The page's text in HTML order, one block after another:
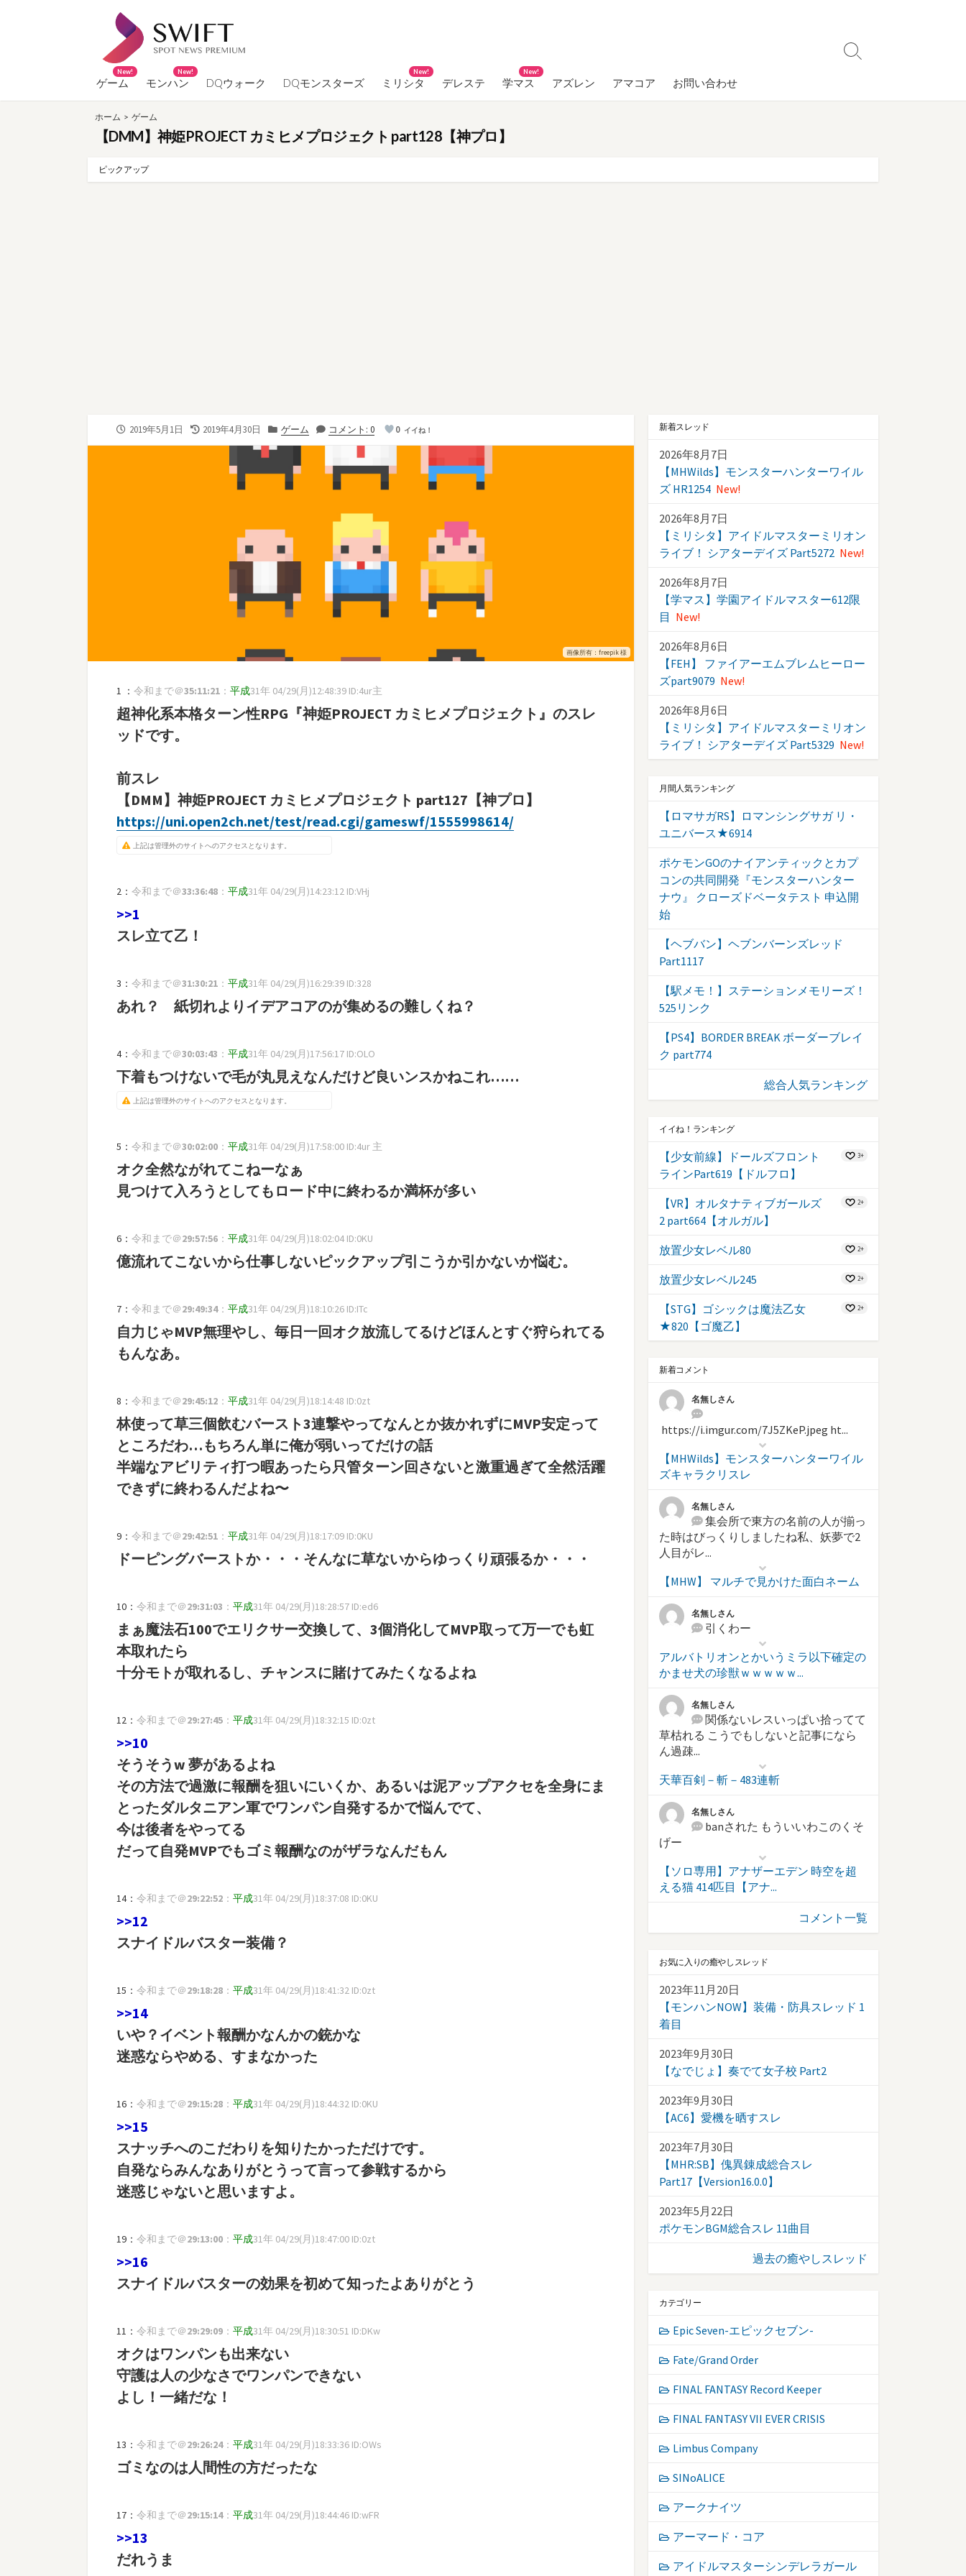
へ
ゲーム
New!
モンハン
New!
DQウォーク DQモンスターズ ミリシタ
New!
デレステ 学マス
New!
アズレン アマコア お問い合わせ
検
り
ホーム > ゲーム
【DMM】神姫PROJECT カミヒメプロジェクト part128【神プロ】
ピックアップ
公
2019年5月1日
最
2019年4月30日
カ
リ
ゲーム コメント: 0 0 イイね！
画像所有：freepik 様
1 ： 令和まで＠35:11:21 ： 平成31年 04/29(月)12:48:39 ID:4ur主
超神化系本格ターン性RPG『神姫PROJECT カミヒメプロジェクト』のスレ
ッドです。
前スレ
【DMM】神姫PROJECT カミヒメプロジェクト part127【神プロ】
https://uni.open2ch.net/test/read.cgi/gameswf/1555998614/
上記は管理外のサイトへのアクセスとなります。
2： 令和まで＠33:36:48 ： 平成31年 04/29(月)14:23:12 ID:VHj
>>1
スレ立て乙！
3： 令和まで＠31:30:21 ： 平成31年 04/29(月)16:29:39 ID:328
あれ？ 紙切れよりイデアコアのが集めるの難しくね？
4： 令和まで＠30:03:43 ： 平成31年 04/29(月)17:56:17 ID:OLO
下着もつけないで毛が丸見えなんだけど良いンスかねこれ……
上記は管理外のサイトへのアクセスとなります。
5： 令和まで＠30:02:00 ： 平成31年 04/29(月)17:58:00 ID:4ur 主
オク全然ながれてこねーなぁ
見つけて入ろうとしてもロード中に終わるか満杯が多い
6： 令和まで＠29:57:56 ： 平成31年 04/29(月)18:02:04 ID:0KU
億流れてこないから仕事しないピックアップ引こうか引かないか悩む。
7： 令和まで＠29:49:34： 平成31年 04/29(月)18:10:26 ID:ITc
自力じゃMVP無理やし、毎日一回オク放流してるけどほんとすぐ狩られてる
もんなあ。
8： 令和まで＠29:45:12 ： 平成31年 04/29(月)18:14:48 ID:0zt
林使って草三個飲むバースト3連撃やってなんとか抜かれずにMVP安定って
ところだわ…もちろん単に俺が弱いってだけの話
半端なアビリティ打つ暇あったら只管ターン回さないと激重過ぎて全然活躍
できずに終わるんだよね〜
9： 令和まで＠29:42:51 ： 平成31年 04/29(月)18:17:09 ID:0KU
ドーピングバーストか・・・そんなに草ないからゆっくり頑張るか・・・
10： 令和まで＠29:31:03 ： 平成31年 04/29(月)18:28:57 ID:ed6
まぁ魔法石100でエリクサー交換して、3個消化してMVP取って万一でも虹
本取れたら
十分モトが取れるし、チャンスに賭けてみたくなるよね
12： 令和まで＠29:27:45 ： 平成31年 04/29(月)18:32:15 ID:0zt
>>10
そうそうw 夢があるよね
その方法で過激に報酬を狙いにいくか、あるいは泥アップアクセを全身にま
とったダルタニアン軍でワンパン自発するかで悩んでて、
今は後者をやってる
だって自発MVPでもゴミ報酬なのがザラなんだもん
14： 令和まで＠29:22:52 ： 平成31年 04/29(月)18:37:08 ID:0KU
>>12
スナイドルバスター装備？
15： 令和まで＠29:18:28 ： 平成31年 04/29(月)18:41:32 ID:0zt
>>14
いや？イベント報酬かなんかの銃かな
迷惑ならやめる、すまなかった
16： 令和まで＠29:15:28 ： 平成31年 04/29(月)18:44:32 ID:0KU
>>15
スナッチへのこだわりを知りたかっただけです。
自発ならみんなありがとうって言って参戦するから
迷惑じゃないと思いますよ。
19： 令和まで＠29:13:00 ： 平成31年 04/29(月)18:47:00 ID:0zt
>>16
スナイドルバスターの効果を初めて知ったよありがとう
11： 令和まで＠29:29:09 ： 平成31年 04/29(月)18:30:51 ID:DKw
オクはワンパンも出来ない
守護は人の少なさでワンパンできない
よし！一緒だな！
13： 令和まで＠29:26:24： 平成31年 04/29(月)18:33:36 ID:OWs
ゴミなのは人間性の方だったな
17： 令和まで＠29:15:14： 平成31年 04/29(月)18:44:46 ID:wFR
>>13
だれうま
新着スレッド
2026年8月7日
【MHWilds】モンスターハンターワイル
ズ HR1254 New!
2026年8月7日
【ミリシタ】アイドルマスターミリオン
ライブ！ シアターデイズ Part5272 New!
2026年8月7日
【学マス】学園アイドルマスター612限
目 New!
2026年8月6日
【FEH】 ファイアーエムブレムヒーロー
ズpart9079 New!
2026年8月6日
【ミリシタ】アイドルマスターミリオン
ライブ！ シアターデイズ Part5329 New!
月間人気ランキング
【ロマサガRS】ロマンシングサガ リ・
ユニバース★6914
ポケモンGOのナイアンティックとカプ
コンの共同開発『モンスターハンター
ナウ』 クローズドベータテスト 申込開
始
【ヘブバン】ヘブンバーンズレッド
Part1117
【駅メモ！】ステーションメモリーズ！
525リンク
【PS4】BORDER BREAK ボーダーブレイ
ク part774
総合人気ランキング
イイね！ランキング
【少女前線】ドールズフロント
ラインPart619【ドルフロ】
3+
【VR】オルタナティブガールズ
2 part664【オルガル】
2+
放置少女レベル80 2+
放置少女レベル245 2+
【STG】ゴシックは魔法乙女
★820【ゴ魔乙】
2+
新着コメント
名無しさん
https://i.imgur.com/7J5ZKeP.jpeg ht...
【MHWilds】モンスターハンターワイル
ズキャラクリスレ
名無しさん
集会所で東方の名前の人が揃っ
た時はびっくりしましたね私、妖夢で2
人目がレ...
【MHW】 マルチで見かけた面白ネーム
名無しさん
引くわー
アルバトリオンとかいうミラ以下確定の
かませ犬の珍獣ｗｗｗｗｗ...
名無しさん
関係ないレスいっぱい拾ってて
草枯れる こうでもしないと記事になら
ん過疎...
天華百剣－斬－483連斬
名無しさん
banされた もういいわこのくそ
げー
【ソロ専用】アナザーエデン 時空を超
える猫 414匹目【アナ...
コメント一覧
お気に入りの癒やしスレッド
2023年11月20日
【モンハンNOW】装備・防具スレッド 1
着目
2023年9月30日
【なでじょ】奏でて女子校 Part2
2023年9月30日
【AC6】愛機を晒すスレ
2023年7月30日
【MHR:SB】傀異錬成総合スレ
Part17【Version16.0.0】
2023年5月22日
ポケモンBGM総合スレ 11曲目
過去の癒やしスレッド
カテゴリー
Epic Seven-エピックセブン-
Fate/Grand Order
FINAL FANTASY Record Keeper
FINAL FANTASY VII EVER CRISIS
Limbus Company
SINoALICE
アークナイツ
アーマード・コア
アイドルマスターシンデレラガール